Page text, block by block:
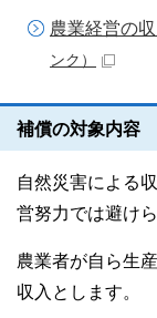
農業経営の
ンク）
補償の対象内容
自然災害による
営努力では避け
農業者が自ら生
収入とします。